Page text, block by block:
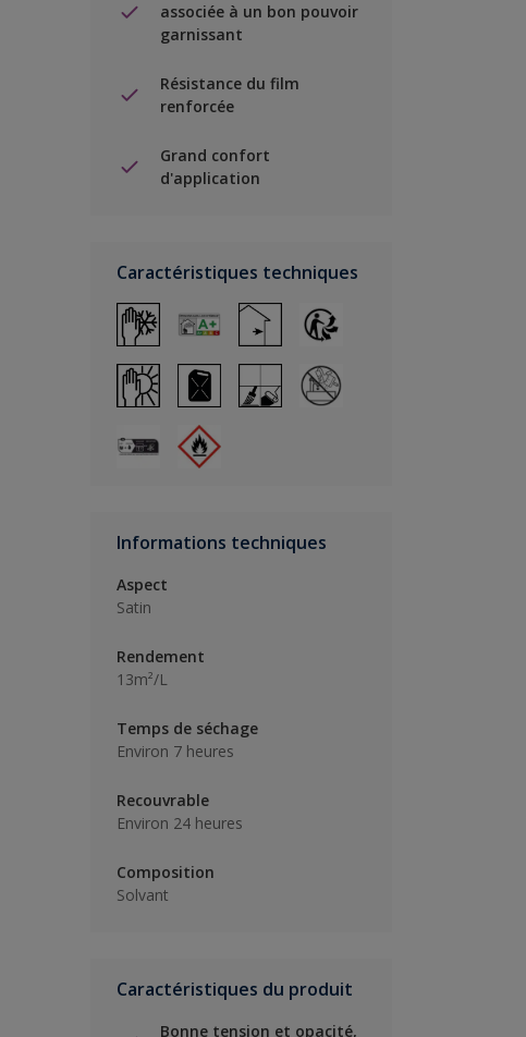
associée à un bon pouvoir
garnissant
Résistance du film
renforcée
Grand confort
d'application
Caractéristiques techniques
Informations techniques
Aspect
Satin
Rendement
13m²/L
Temps de séchage
Environ 7 heures
Recouvrable
Environ 24 heures
Composition
Solvant
Caractéristiques du produit
Bonne tension et opacité,